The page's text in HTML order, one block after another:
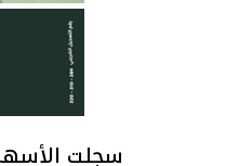
سجلت الأسهم